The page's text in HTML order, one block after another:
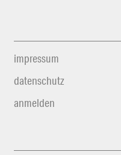
impressum
datenschutz
anmelden